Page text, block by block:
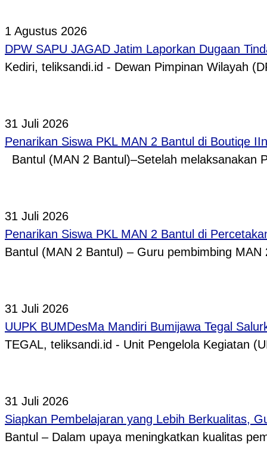
1 Agustus 2026
DPW SAPU JAGAD Jatim Laporkan Dugaan
Kediri, teliksandi.id - Dewan Pimpinan Wilayah
31 Juli 2026
Penarikan Siswa PKL MAN 2 Bantul di Boutiqe
Bantul (MAN 2 Bantul)–Setelah melaksanakan
31 Juli 2026
Penarikan Siswa PKL MAN 2 Bantul di
Bantul (MAN 2 Bantul) – Guru pembimbing
31 Juli 2026
UUPK BUMDesMa Mandiri Bumijawa Tegal
TEGAL, teliksandi.id - Unit Pengelola Kegiatan
31 Juli 2026
Siapkan Pembelajaran yang Lebih Berkualitas,
Bantul – Dalam upaya meningkatkan kualitas